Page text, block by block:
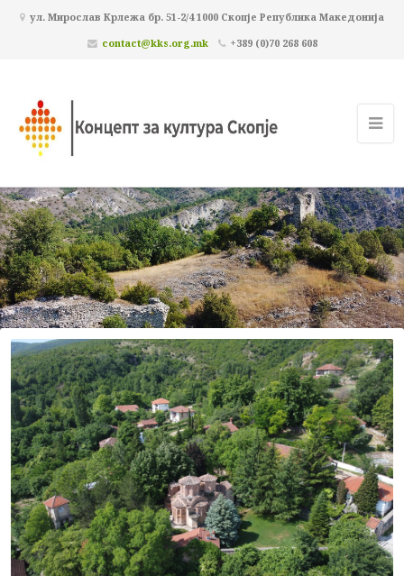
ул. Мирослав Крлежа бр. 51-2/4 1000 Скопје Република Македонија
contact@kks.org.mk
+389 (0)70 268 608